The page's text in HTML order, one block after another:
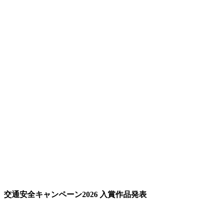
交通安全キャンペーン2026 入賞作品発表